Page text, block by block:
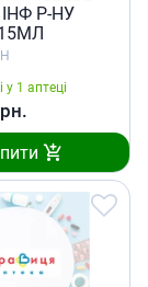
Р-НУ
у 1 аптеці